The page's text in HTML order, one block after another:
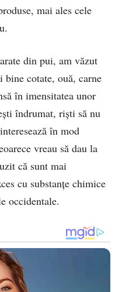
mai ales cele
din pui, am văzut
cotate, ouă, carne
în imensitatea unor
îndrumat, rişti să nu
în mod
vreau să dau la
că sunt mai
cu substanţe chimice
occidentale.